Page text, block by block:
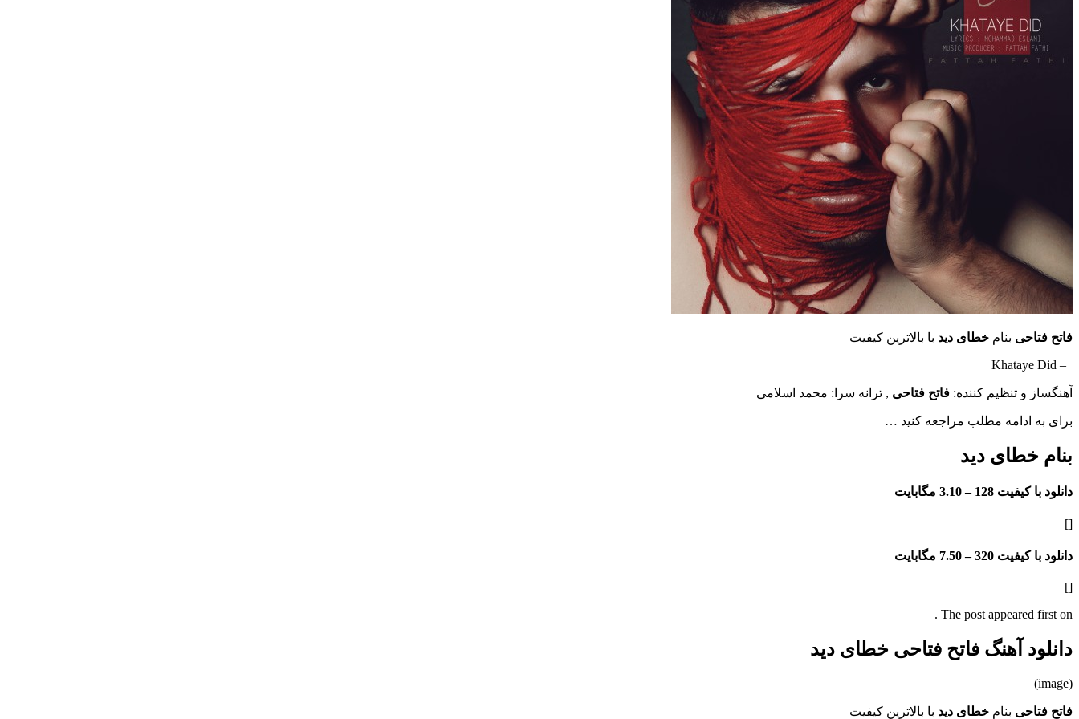
فاتح فتاحی بنام خطای دید با بالاترین کیفیت
– Khataye Did
آهنگساز و تنظیم کننده: فاتح فتاحی , ترانه سرا: محمد اسلامی
برای به ادامه مطلب مراجعه کنید …
بنام خطای دید
دانلود با کیفیت 128 – 3.10 مگابایت
[]
دانلود با کیفیت 320 – 7.50 مگابایت
[]
The post appeared first on .
دانلود آهنگ فاتح فتاحی خطای دید
(image)
فاتح فتاحی بنام خطای دید با بالاترین کیفیت